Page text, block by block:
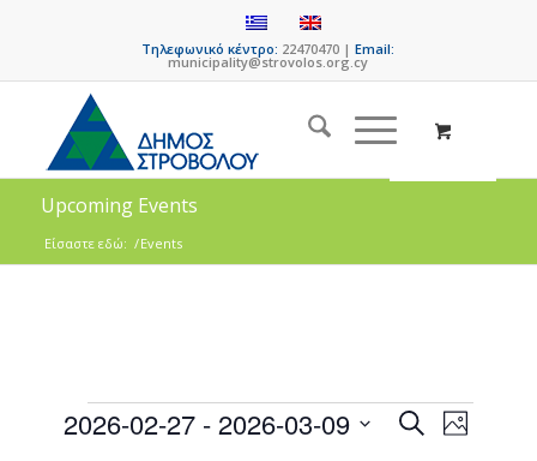
Τηλεφωνικό κέντρο: 22470470 |Email:
municipality@strovolos.org.cy
Upcoming Events
Είσαστε εδώ: /Events
Events
SearchEvent
Views
Photo
2026-02-27 - 2026-03-09